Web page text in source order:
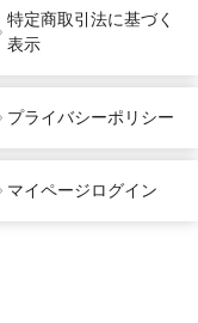
特定商取引法に基づく
表示
プライバシーポリシー
マイページログイン